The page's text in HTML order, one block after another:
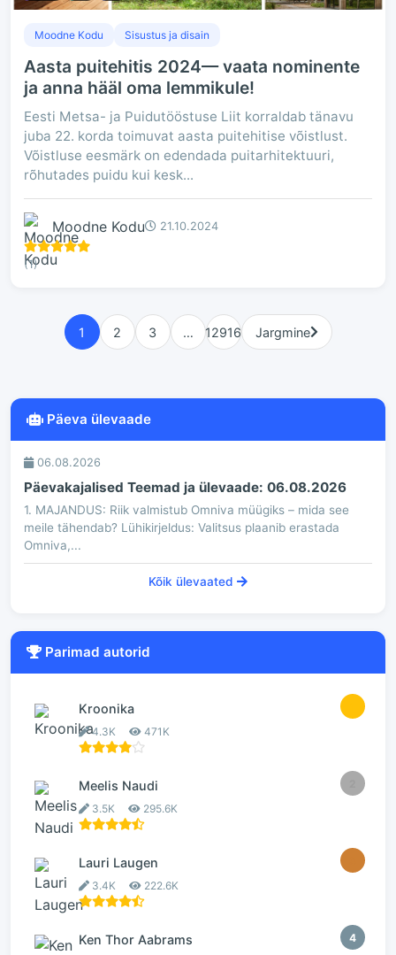
Moodne Kodu Sisustus ja disain
Aasta puitehitis 2024— vaata nominente
ja anna hääl oma lemmikule!
Eesti Metsa- ja Puidutööstuse Liit korraldab tänavu
juba 22. korda toimuvat aasta puitehitise võistlust.
Võistluse eesmärk on edendada puitarhitektuuri,
rõhutades puidu kui kesk...
Moodne Kodu 21.10.2024
(1)
1 2 3 … 12916 Jargmine
Päeva ülevaade
06.08.2026
Päevakajalised Teemad ja ülevaade: 06.08.2026
1. MAJANDUS: Riik valmistub Omniva müügiks – mida see
meile tähendab? Lühikirjeldus: Valitsus plaanib erastada
Omniva,...
Kõik ülevaated
Parimad autorid
Kroonika
4.3K 471K
Meelis Naudi
3.5K 295.6K
Lauri Laugen
3.4K 222.6K
4
Ken Thor Aabrams